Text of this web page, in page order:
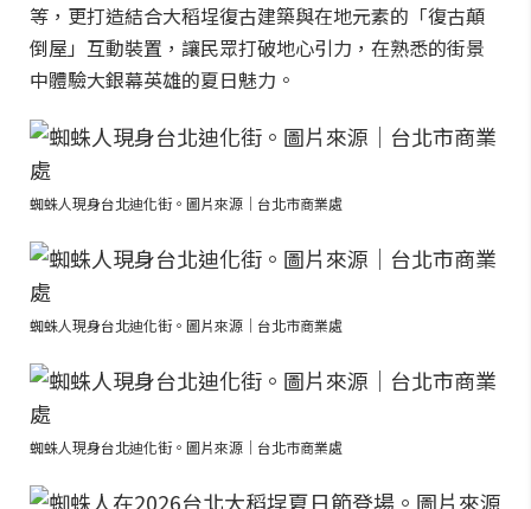
等，更打造結合大稻埕復古建築與在地元素的「復古顛
倒屋」互動裝置，讓民眾打破地心引力，在熟悉的街景
中體驗大銀幕英雄的夏日魅力。
蜘蛛人現身台北迪化街。圖片來源｜台北市商業處
蜘蛛人現身台北迪化街。圖片來源｜台北市商業處
蜘蛛人現身台北迪化街。圖片來源｜台北市商業處